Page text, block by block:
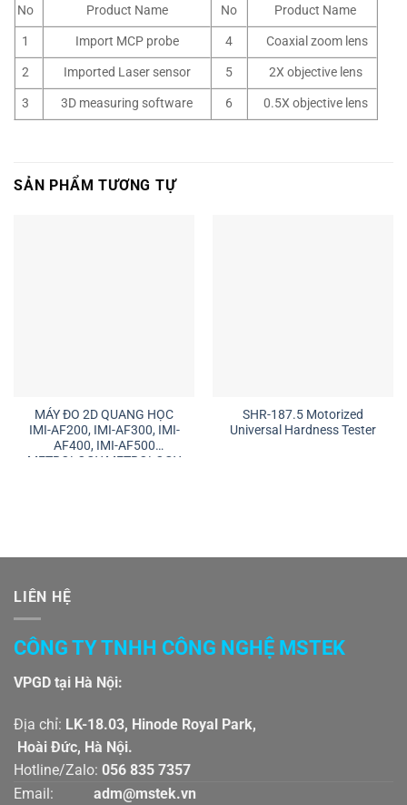
No Product Name No
Product Name
1
Import MCP probe 4
Coaxial zoom lens
2
Imported Laser sensor 5
2X objective lens
3
3D measuring software 6 0.5X objective lens
SẢN PHẨM TƯƠNG TỰ
MÁY ĐO 2D QUANG HỌC
IMI-AF200, IMI-AF300, IMI-
AF400, IMI-AF500
METROLOGY METROLOGY
SHR-187.5 Motorized
Universal Hardness Tester
LIÊN HỆ
CÔNG TY TNHH CÔNG NGHỆ MSTEK
VPGD tại Hà Nội:
Địa chỉ: LK-18.03, Hinode Royal Park,
Hoài Đức, Hà Nội.
Hotline/Zalo: 056 835 7357
Email:
adm@mstek.vn